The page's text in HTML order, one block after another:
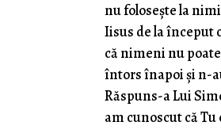
nu foloseşte la
Iisus de la început
că nimeni nu
întors înapoi şi n-
Răspuns-a Lui
am cunoscut că